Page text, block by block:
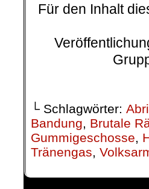
Für den Inhalt
└ Schlagwörter:
Bandung, Brutale
Gummigeschosse,
Tränengas,